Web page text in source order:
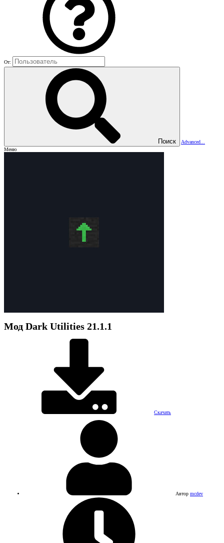
От:
Поиск
Advanced...
Меню
Мод Dark Utilities 21.1.1
Скачать
Автор mcdev